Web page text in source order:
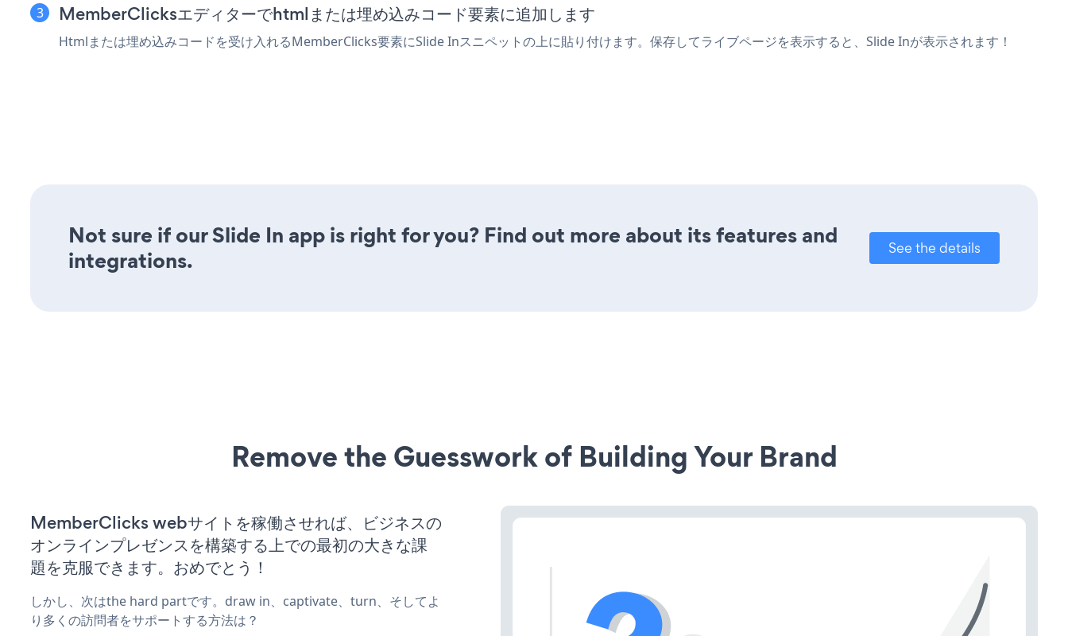
MemberClicksエディターでhtmlまたは埋め込みコード要素に追加します
Htmlまたは埋め込みコードを受け入れるMemberClicks要素にSlide Inスニペットの上に貼り付けます。保存してライブページを表示すると、Slide Inが表示されます！
Not sure if our Slide In app is right for you? Find out more about its features and
integrations.
See the details
Remove the Guesswork of Building Your Brand
MemberClicks webサイトを稼働させれば、ビジネスの
オンラインプレゼンスを構築する上での最初の大きな課
題を克服できます。おめでとう！
しかし、次はthe hard partです。draw in、captivate、turn、そしてよ
り多くの訪問者をサポートする方法は？